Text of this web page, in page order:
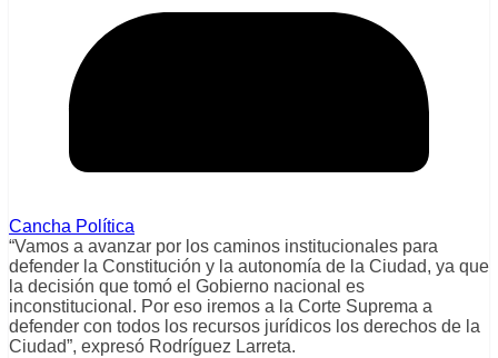
Cancha Política
“Vamos a avanzar por los caminos institucionales para
defender la Constitución y la autonomía de la Ciudad, ya que
la decisión que tomó el Gobierno nacional es
inconstitucional. Por eso iremos a la Corte Suprema a
defender con todos los recursos jurídicos los derechos de la
Ciudad”, expresó Rodríguez Larreta.